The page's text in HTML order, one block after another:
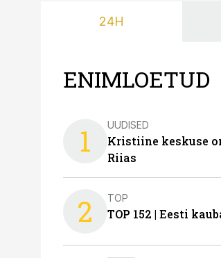
24H
ENIMLOETUD
1 UUDISED
Kristiine keskuse
Riias
2 TOP
TOP 152 | Eesti